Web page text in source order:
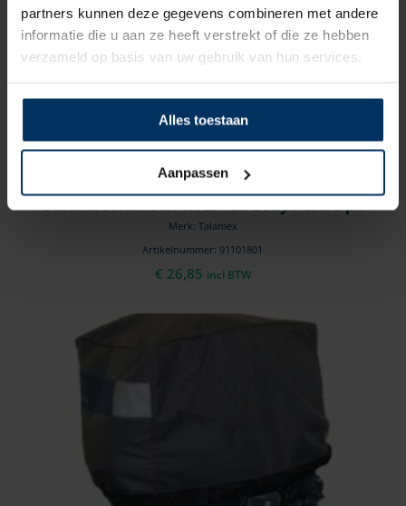
partners kunnen deze gegevens combineren met andere
informatie die u aan ze heeft verstrekt of die ze hebben
verzameld op basis van uw gebruik van hun services.
Alles toestaan
Aanpassen
Buitenboordmotor hoes Full Body 8 tot70 pk
Merk: Talamex
Artikelnummer: 91101801
€ 26,85 incl BTW